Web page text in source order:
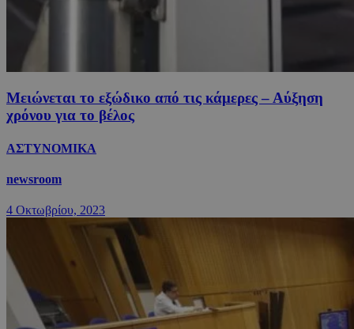
Μειώνεται το εξώδικο από τις κάμερες – Αύξηση
χρόνου για το βέλος
ΑΣΤΥΝΟΜΙΚΑ
newsroom
4 Οκτωβρίου, 2023